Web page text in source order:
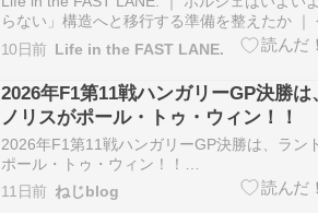
革に期待がかかる
らない」構造へと移行する準備を整えたか ｜
ェは「ポルシェにしかない武器」をもって戦
に 激動する世界情勢とEV（電気自動車）需
ど、自動車業界全体が逆風に晒される中、…
10日前 Life in the FAST LANE.
2026年F1第11戦ハンガリーGP決勝は
ノリスがポール・トゥ・ウィン！！
2026年F1第11戦ハンガリーGP決勝は、ラン
ポール・トゥ・ウィン！！
https://news.yahoo.co.jp/articles/
今季初勝利！！通算12勝目！！2位はマック
11日前 ねじblog